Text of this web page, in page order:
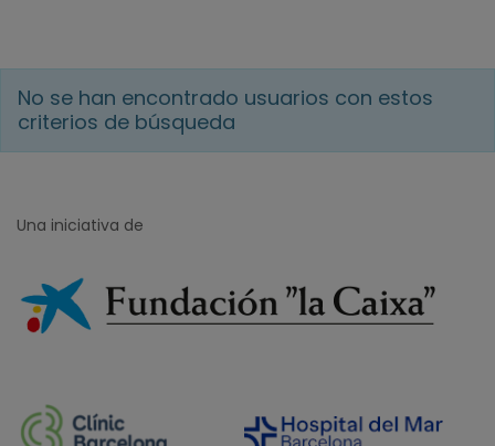
No se han encontrado usuarios con estos
criterios de búsqueda
Una iniciativa de